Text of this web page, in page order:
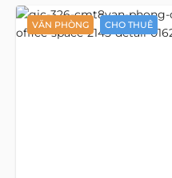
VĂN PHÒNG CHO THUÊ